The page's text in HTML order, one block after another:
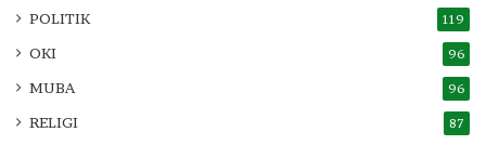
POLITIK 119
OKI 96
MUBA 96
RELIGI 87